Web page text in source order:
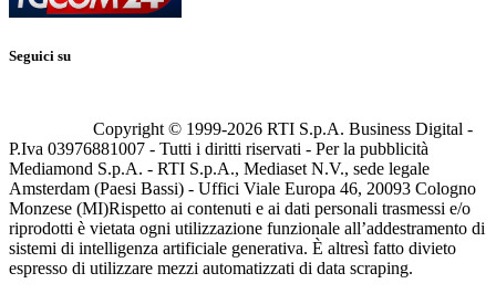
Seguici su
Copyright © 1999-2026 RTI S.p.A. Business Digital -
P.Iva 03976881007 - Tutti i diritti riservati - Per la pubblicità
Mediamond S.p.A. - RTI S.p.A., Mediaset N.V., sede legale
Amsterdam (Paesi Bassi) - Uffici Viale Europa 46, 20093 Cologno
Monzese (MI)Rispetto ai contenuti e ai dati personali trasmessi e/o
riprodotti è vietata ogni utilizzazione funzionale all’addestramento di
sistemi di intelligenza artificiale generativa. È altresì fatto divieto
espresso di utilizzare mezzi automatizzati di data scraping.